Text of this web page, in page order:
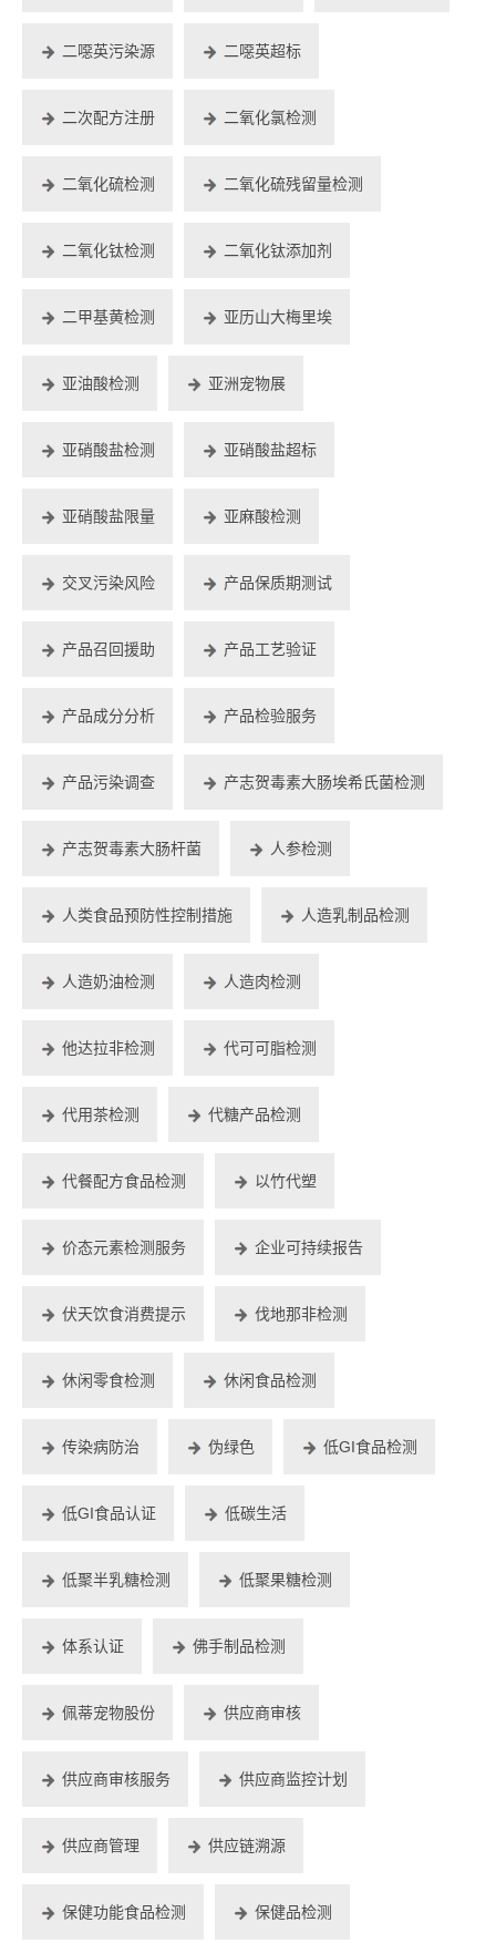
二噁英污染源 二噁英超标
二次配方注册 二氧化氯检测
二氧化硫检测 二氧化硫残留量检测
二氧化钛检测 二氧化钛添加剂
二甲基黄检测 亚历山大梅里埃
亚油酸检测 亚洲宠物展
亚硝酸盐检测 亚硝酸盐超标
亚硝酸盐限量 亚麻酸检测
交叉污染风险 产品保质期测试
产品召回援助 产品工艺验证
产品成分分析 产品检验服务
产品污染调查 产志贺毒素大肠埃希氏菌检测
产志贺毒素大肠杆菌 人参检测
人类食品预防性控制措施 人造乳制品检测
人造奶油检测 人造肉检测
他达拉非检测 代可可脂检测
代用茶检测 代糖产品检测
代餐配方食品检测 以竹代塑
价态元素检测服务 企业可持续报告
伏天饮食消费提示 伐地那非检测
休闲零食检测 休闲食品检测
传染病防治 伪绿色 低GI食品检测
低GI食品认证 低碳生活
低聚半乳糖检测 低聚果糖检测
体系认证 佛手制品检测
佩蒂宠物股份 供应商审核
供应商审核服务 供应商监控计划
供应商管理 供应链溯源
保健功能食品检测 保健品检测